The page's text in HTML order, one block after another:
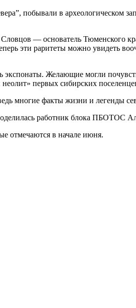
побывали в археологическом
— основатель Тюменского
эти раритеты можно увидеть
Желающие могли
первых сибирских
многие факты жизни и легенды
работник блока ПБОТОС
отмечаются в начале июня.